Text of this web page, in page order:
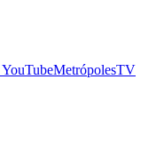
YouTubeMetrópolesTV